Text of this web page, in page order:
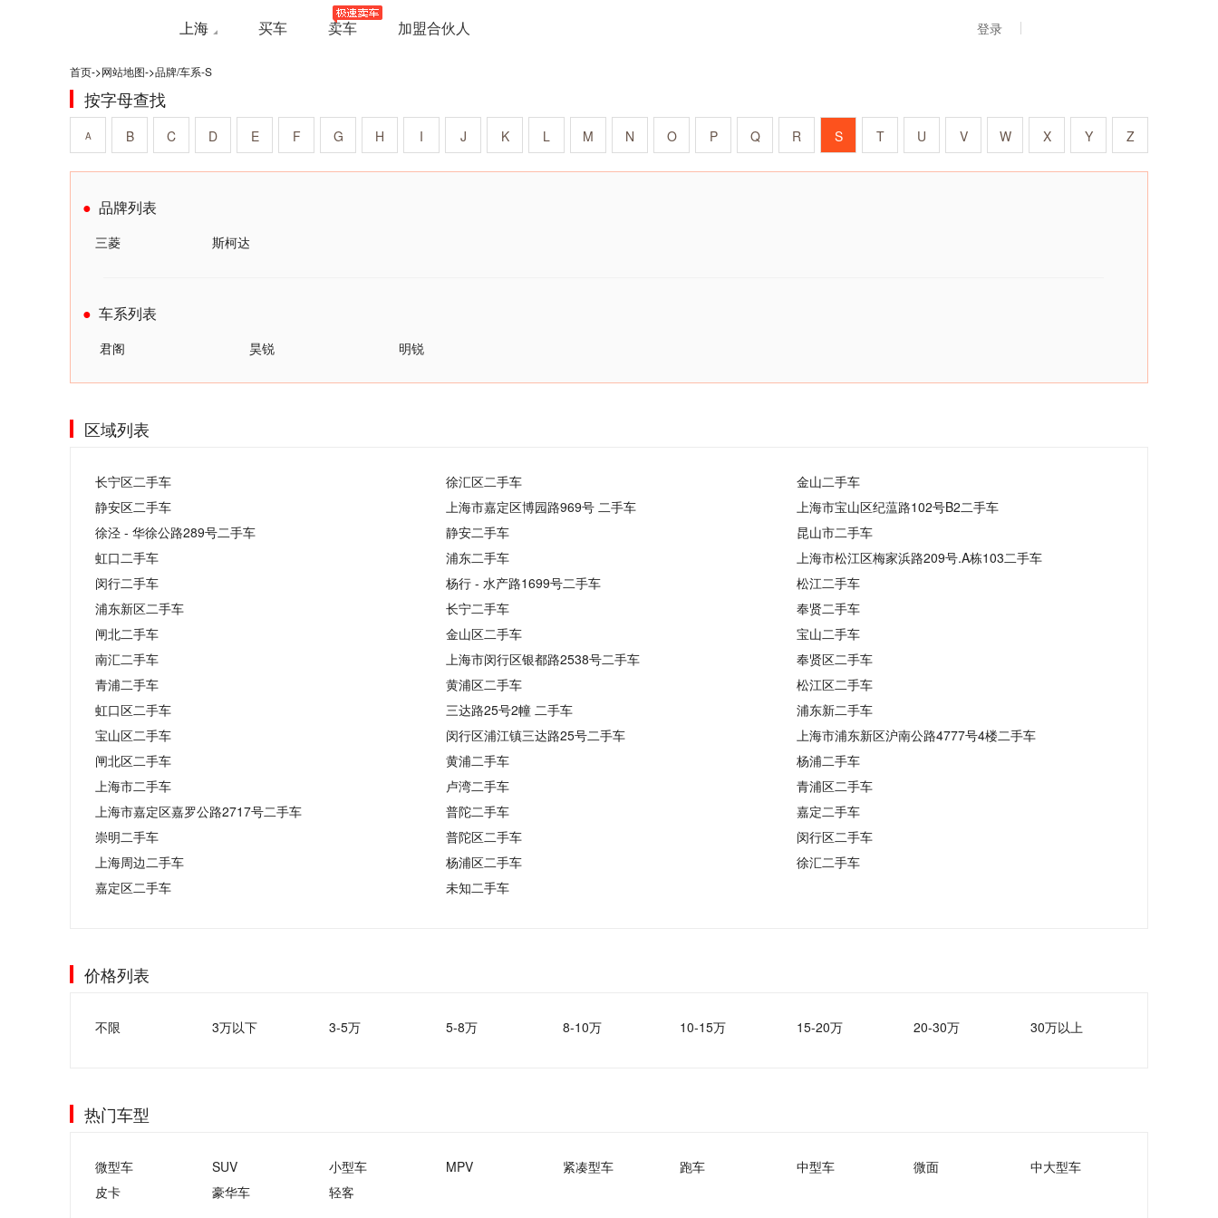
上海 买车 卖车 加盟合伙人 登录
首页->网站地图->品牌/车系-S
按字母查找
A B C D E F G H I J K L M N O P Q R S T U V W X Y Z
品牌列表
三菱 斯柯达
车系列表
君阁 昊锐 明锐
区域列表
长宁区二手车 徐汇区二手车
金山二手车
静安区二手车
上海市嘉定区博园路969号 二手车
上海市宝山区纪蕰路102号B2二手车
徐泾 - 华徐公路289号二手车
静安二手车
昆山市二手车
虹口二手车
浦东二手车
上海市松江区梅家浜路209号.A栋103二手车
闵行二手车
杨行 - 水产路1699号二手车
松江二手车
浦东新区二手车
长宁二手车
奉贤二手车
闸北二手车
金山区二手车
宝山二手车
南汇二手车
上海市闵行区银都路2538号二手车
奉贤区二手车
青浦二手车
黄浦区二手车
松江区二手车
虹口区二手车
三达路25号2幢 二手车
浦东新二手车
宝山区二手车
闵行区浦江镇三达路25号二手车
上海市浦东新区沪南公路4777号4楼二手车
闸北区二手车
黄浦二手车
杨浦二手车
上海市二手车
卢湾二手车
青浦区二手车
上海市嘉定区嘉罗公路2717号二手车
普陀二手车
嘉定二手车
崇明二手车
普陀区二手车
闵行区二手车
上海周边二手车
杨浦区二手车
徐汇二手车
嘉定区二手车
未知二手车
价格列表
不限 3万以下 3-5万 5-8万 8-10万 10-15万 15-20万 20-30万 30万以上
热门车型
微型车 SUV 小型车 MPV 紧凑型车 跑车 中型车 微面
中大型车
皮卡
豪华车 轻客